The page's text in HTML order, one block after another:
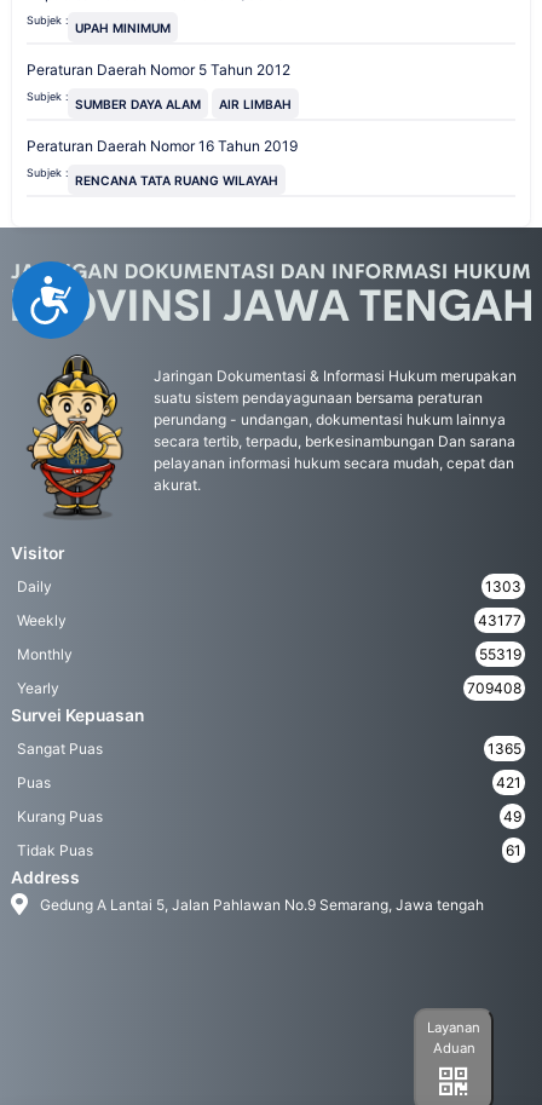
Accessibility
Subjek : UPAH MINIMUM
Peraturan Daerah Nomor 5 Tahun 2012
Subjek : SUMBER DAYA ALAM AIR LIMBAH
Peraturan Daerah Nomor 16 Tahun 2019
Subjek : RENCANA TATA RUANG WILAYAH
Jaringan Dokumentasi & Informasi Hukum merupakan
suatu sistem pendayagunaan bersama peraturan
perundang - undangan, dokumentasi hukum lainnya
secara tertib, terpadu, berkesinambungan Dan sarana
pelayanan informasi hukum secara mudah, cepat dan
akurat.
Visitor
Daily
1303
Weekly
43177
Monthly
55319
Yearly
709408
Survei Kepuasan
Sangat Puas
1365
Puas
421
Kurang Puas
49
Tidak Puas
61
Address
Gedung A Lantai 5, Jalan Pahlawan No.9 Semarang, Jawa tengah
Layanan
Aduan